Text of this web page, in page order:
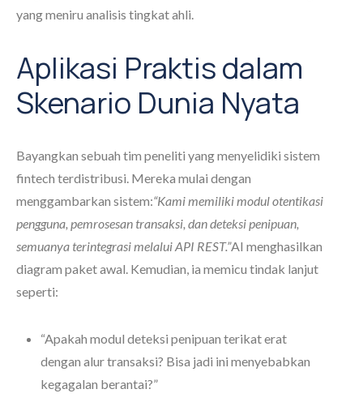
yang meniru analisis tingkat ahli.
Aplikasi Praktis dalam
Skenario Dunia Nyata
Bayangkan sebuah tim peneliti yang menyelidiki sistem
fintech terdistribusi. Mereka mulai dengan
menggambarkan sistem:“Kami memiliki modul otentikasi
pengguna, pemrosesan transaksi, dan deteksi penipuan,
semuanya terintegrasi melalui API REST.”AI menghasilkan
diagram paket awal. Kemudian, ia memicu tindak lanjut
seperti:
“Apakah modul deteksi penipuan terikat erat
dengan alur transaksi? Bisa jadi ini menyebabkan
kegagalan berantai?”